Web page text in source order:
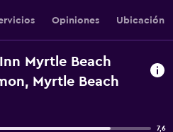
Opiniones Ubicación
Myrtle Beach
Myrtle Beach
7,6